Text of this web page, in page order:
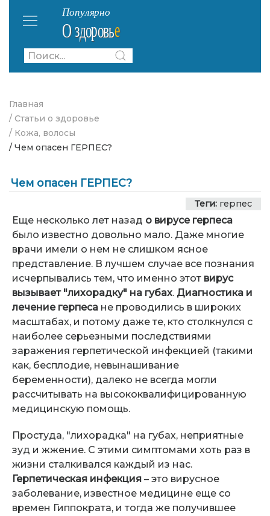
Главная
/ Статьи о здоровье
/ Кожа, волосы
/ Чем опасен ГЕРПЕС?
Чем опасен ГЕРПЕС?
Теги: герпес
Еще несколько лет назад о вирусе герпеса
было известно довольно мало. Даже многие
врачи имели о нем не слишком ясное
представление. В лучшем случае все познания
исчерпывались тем, что именно этот вирус
вызывает "лихорадку" на губах. Диагностика и
лечение герпесане проводились в широких
масштабах, и потому даже те, кто столкнулся с
наиболее серьезными последствиями
заражения герпетической инфекцией (такими
как, бесплодие, невынашивание
беременности), далеко не всегда могли
рассчитывать на высококвалифицированную
медицинскую помощь.
Простуда, "лихорадка" на губах, неприятные
зуд и жжение. С этими симптомами хоть раз в
жизни сталкивался каждый из нас.
Герпетическая инфекция– это вирусное
заболевание, известное медицине еще со
времен Гиппократа, и тогда же получившее